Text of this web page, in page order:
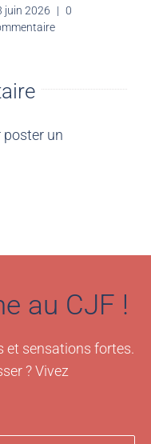
juin 2026 | 0
poster un
au CJF !
et sensations fortes.
? Vivez